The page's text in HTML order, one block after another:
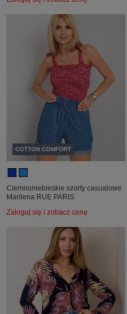
COTTON COMFORT
Ciemnoniebieskie szorty casualowe
Marilena RUE PARIS
Zaloguj się i zobacz cenę